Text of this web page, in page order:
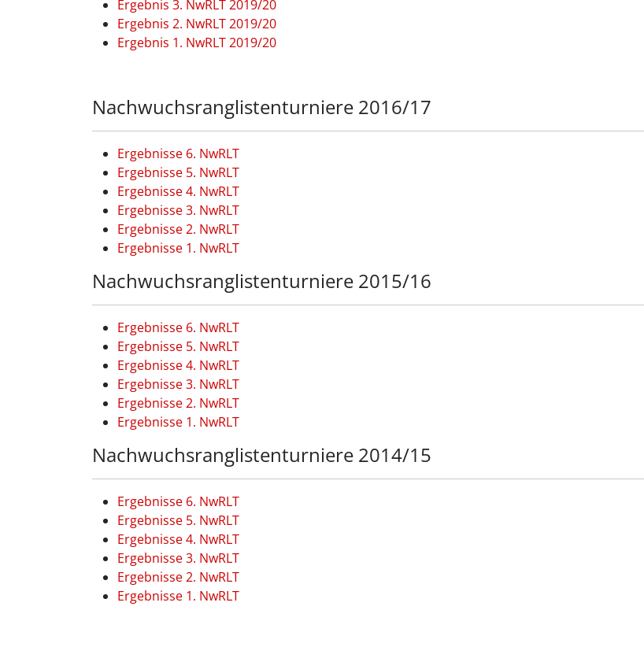
Ergebnis 3. NwRLT 2019/20
Ergebnis 2. NwRLT 2019/20
Ergebnis 1. NwRLT 2019/20
Nachwuchsranglistenturniere 2016/17
Ergebnisse 6. NwRLT
Ergebnisse 5. NwRLT
Ergebnisse 4. NwRLT
Ergebnisse 3. NwRLT
Ergebnisse 2. NwRLT
Ergebnisse 1. NwRLT
Nachwuchsranglistenturniere 2015/16
Ergebnisse 6. NwRLT
Ergebnisse 5. NwRLT
Ergebnisse 4. NwRLT
Ergebnisse 3. NwRLT
Ergebnisse 2. NwRLT
Ergebnisse 1. NwRLT
Nachwuchsranglistenturniere 2014/15
Ergebnisse 6. NwRLT
Ergebnisse 5. NwRLT
Ergebnisse 4. NwRLT
Ergebnisse 3. NwRLT
Ergebnisse 2. NwRLT
Ergebnisse 1. NwRLT